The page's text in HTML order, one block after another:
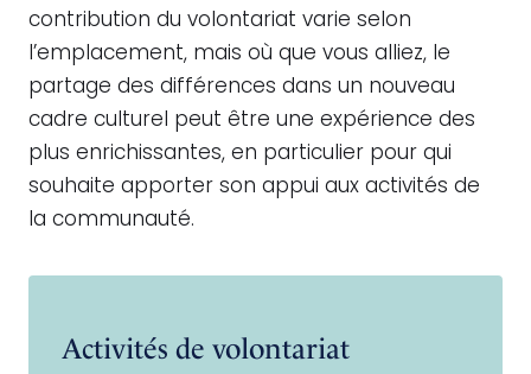
contribution du volontariat varie selon
l’emplacement, mais où que vous alliez, le
partage des différences dans un nouveau
cadre culturel peut être une expérience des
plus enrichissantes, en particulier pour qui
souhaite apporter son appui aux activités de
la communauté.
Activités de volontariat